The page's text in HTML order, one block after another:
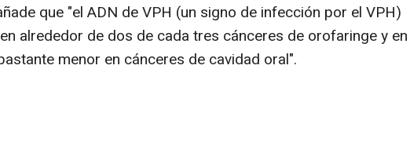
que "el ADN de VPH (un signo de infección por el VPH)
alrededor de dos de cada tres cánceres de orofaringe y en
menor en cánceres de cavidad oral".